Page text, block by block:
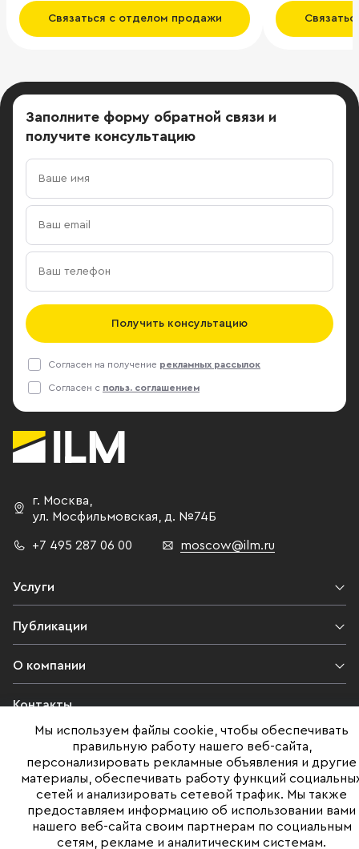
Благоустроенная территория
комплекса. От станций "Славянский
бульвар", "Кунцевская" и
Связаться с отделом продажи
Заполните форму обратной связи и
получите консультацию
Получить консультацию
Согласен на получение рекламных рассылок
Согласен с польз. соглашением
г. Москва,
ул. Мосфильмовская, д. №74Б
+7 495 287 06 00 moscow@ilm.ru
Услуги
Публикации
О компании
Контакты
Юридическая информация
©ILM 2009-2026. Все права защищены
Представленная на сайте информация, в т.ч. стоимости объектов,
носит информационный характер
Мы используем файлы cookie, чтобы обеспечивать
правильную работу нашего веб-сайта,
персонализировать рекламные объявления и другие
материалы, обеспечивать работу функций
сетей и анализировать сетевой трафик. Мы также
предоставляем информацию об использовании вами
нашего веб-сайта своим партнерам по социальным
сетям, рекламе и аналитическим системам.